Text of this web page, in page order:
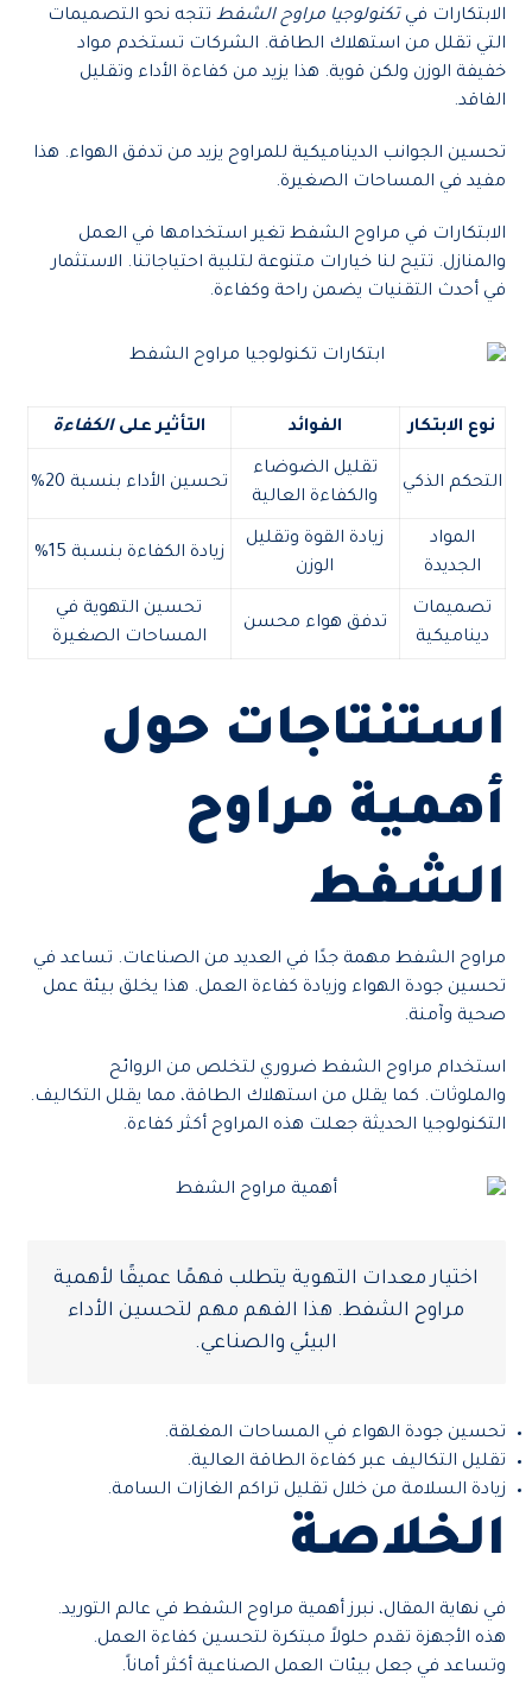
الابتكارات فيتكنولوجيا مراوح الشفط تتجه نحو التصميمات
التي تقلل من استهلاك الطاقة. الشركات تستخدم مواد
خفيفة الوزن ولكن قوية. هذا يزيد من كفاءة الأداء وتقليل
الفاقد.
تحسين الجوانب الديناميكية للمراوح يزيد من تدفق الهواء. هذا
مفيد في المساحات الصغيرة.
الابتكارات في مراوح الشفط تغير استخدامها في العمل
والمنازل. تتيح لنا خيارات متنوعة لتلبية احتياجاتنا. الاستثمار
في أحدث التقنيات يضمن راحة وكفاءة.
نوع الابتكار الفوائد التأثير علىالكفاءة
التحكم الذكي
تقليل الضوضاء
والكفاءة العالية
تحسين الأداء بنسبة 20%
المواد
الجديدة
زيادة القوة وتقليل
الوزن
زيادة الكفاءة بنسبة 15%
تصميمات
ديناميكية
تدفق هواء محسن
تحسين التهوية في
المساحات الصغيرة
استنتاجات حول
أهمية مراوح
الشفط
مراوح الشفط مهمة جدًا في العديد من الصناعات. تساعد في
تحسين جودة الهواء وزيادة كفاءة العمل. هذا يخلق بيئة عمل
صحية وآمنة.
استخدام مراوح الشفط ضروري لتخلص من الروائح
والملوثات. كما يقلل من استهلاك الطاقة، مما يقلل التكاليف.
التكنولوجيا الحديثة جعلت هذه المراوح أكثر كفاءة.
اختيار معدات التهوية يتطلب فهمًا عميقًا لأهمية
مراوح الشفط. هذا الفهم مهم لتحسين الأداء
البيئي والصناعي.
تحسين جودة الهواء في المساحات المغلقة.
تقليل التكاليف عبر كفاءة الطاقة العالية.
زيادة السلامة من خلال تقليل تراكم الغازات السامة.
الخلاصة
في نهاية المقال، نبرز أهمية مراوح الشفط في عالم التوريد.
هذه الأجهزة تقدم حلولاً مبتكرة لتحسين كفاءة العمل.
وتساعد في جعل بيئات العمل الصناعية أكثر أماناً.